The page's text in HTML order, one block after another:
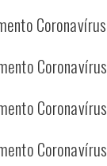
Coronavírus
Coronavírus
Coronavírus
Coronavírus